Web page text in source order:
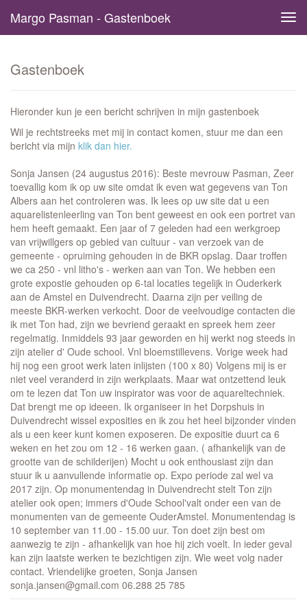
Margo Pasman - Gastenboek
Gastenboek
Hieronder kun je een bericht schrijven in mijn gastenboek
Wil je rechtstreeks met mij in contact komen, stuur me dan een
bericht via mijn klik dan hier.
Sonja Jansen (24 augustus 2016): Beste mevrouw Pasman, Zeer
toevallig kom ik op uw site omdat ik even wat gegevens van Ton
Albers aan het controleren was. Ik lees op uw site dat u een
aquarelistenleerling van Ton bent geweest en ook een portret van
hem heeft gemaakt. Een jaar of 7 geleden had een werkgroep
van vrijwillgers op gebied van cultuur - van verzoek van de
gemeente - opruiming gehouden in de BKR opslag. Daar troffen
we ca 250 - vnl litho's - werken aan van Ton. We hebben een
grote expostie gehouden op 6-tal locaties tegelijk in Ouderkerk
aan de Amstel en Duivendrecht. Daarna zijn per veiling de
meeste BKR-werken verkocht. Door de veelvoudige contacten die
ik met Ton had, zijn we bevriend geraakt en spreek hem zeer
regelmatig. Inmiddels 93 jaar geworden en hij werkt nog steeds in
zijn atelier d' Oude school. Vnl bloemstillevens. Vorige week had
hij nog een groot werk laten inlijsten (100 x 80) Volgens mij is er
niet veel veranderd in zijn werkplaats. Maar wat ontzettend leuk
om te lezen dat Ton uw inspirator was voor de aquareltechniek.
Dat brengt me op ideeen. Ik organiseer in het Dorpshuis in
Duivendrecht wissel exposities en ik zou het heel bijzonder vinden
als u een keer kunt komen exposeren. De expositie duurt ca 6
weken en het zou om 12 - 16 werken gaan. ( afhankelijk van de
grootte van de schilderijen) Mocht u ook enthousiast zijn dan
stuur ik u aanvullende informatie op. Expo periode zal wel va
2017 zijn. Op monumentendag in Duivendrecht stelt Ton zijn
atelier ook open; immers d'Oude School'valt onder een van de
monumenten van de gemeente OuderAmstel. Monumentendag is
10 september van 11.00 - 15.00 uur. Ton doet zijn best om
aanwezig te zijn - afhankelijk van hoe hij zich voelt. In ieder geval
kan zijn laatste werken te bezichtigen zijn. Wie weet volg nader
contact. Vriendelijke groeten, Sonja Jansen
sonja.jansen@gmail.com 06.288 25 785